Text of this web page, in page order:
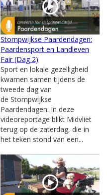
Stompwijkse Paardendagen:
Paardensport en Landleven
Fair (Dag 2)
Sport en lokale gezelligheid
kwamen samen tijdens de
tweede dag van
de Stompwijkse
Paardendagen. In deze
videoreportage blikt Midvliet
terug op de zaterdag, die in
het teken stond van een...